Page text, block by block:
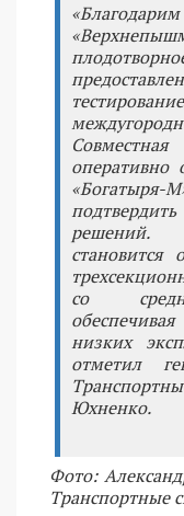
оперативно
решений.
становится
со
низких
отметил
Юхненко.
Фото:
Транспортные